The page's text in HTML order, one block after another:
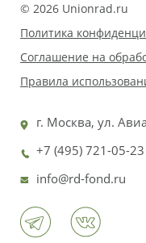
© 2026 Unionrad.ru
Политика
Соглашение на
Правила
г. Москва, ул.
+7 (495) 721-05-23
info@rd-fond.ru